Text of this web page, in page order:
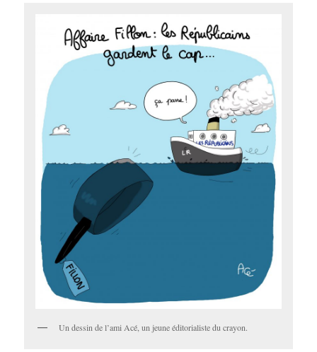
Un dessin de l’ami Acé, un jeune éditorialiste du crayon.